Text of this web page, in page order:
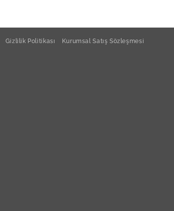
Gizlilik Politikası Kurumsal Satış Sözleşmesi